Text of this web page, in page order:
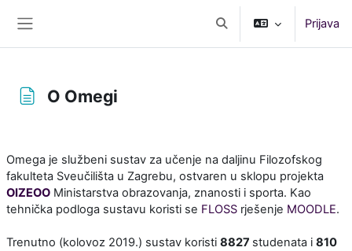
Toggle search inputPrijava
O Omegi
Omega je službeni sustav za učenje na daljinu Filozofskog
fakulteta Sveučilišta u Zagrebu, ostvaren u sklopu projekta
OIZEOO Ministarstva obrazovanja, znanosti i sporta. Kao
tehnička podloga sustavu koristi se FLOSS rješenje MOODLE.
Trenutno (kolovoz 2019.) sustav koristi 8827 studenata i 810